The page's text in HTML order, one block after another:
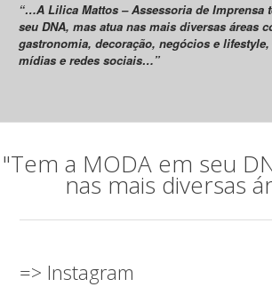
“…A Lilica Mattos – Assessoria de Imprensa
seu DNA, mas atua nas mais diversas áreas
gastronomia, decoração, negócios e
mídias e redes sociais…”
"Tem a MODA em seu
nas mais diversas
=> Instagram